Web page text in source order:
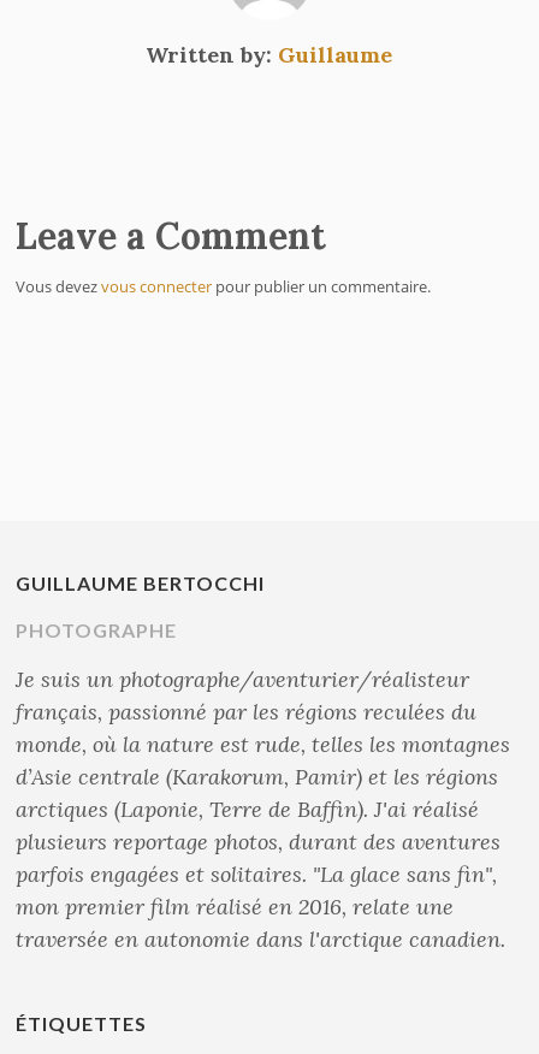
Written by: Guillaume
Leave a Comment
Vous devezvous connecter pour publier un commentaire.
GUILLAUME BERTOCCHI
PHOTOGRAPHE
Je suis un photographe/aventurier/réalisteur
français, passionné par les régions reculées du
monde, où la nature est rude, telles les montagnes
d’Asie centrale (Karakorum, Pamir) et les régions
arctiques (Laponie, Terre de Baffin). J'ai réalisé
plusieurs reportage photos, durant des aventures
parfois engagées et solitaires. "La glace sans fin",
mon premier film réalisé en 2016, relate une
traversée en autonomie dans l'arctique canadien.
ÉTIQUETTES